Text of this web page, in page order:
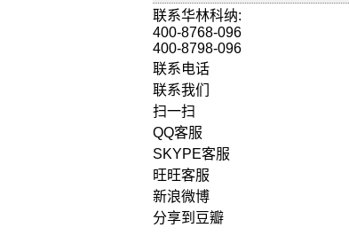
联系华林科纳:
400-8768-096
400-8798-096
联系电话
联系我们
扫一扫
QQ客服
SKYPE客服
旺旺客服
新浪微博
分享到豆瓣